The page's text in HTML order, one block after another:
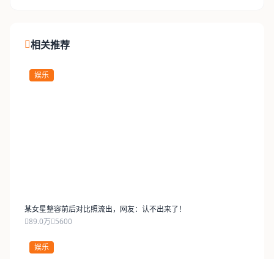
相关推荐
娱乐
某女星整容前后对比照流出，网友：认不出来了！
89.0万 5600
娱乐